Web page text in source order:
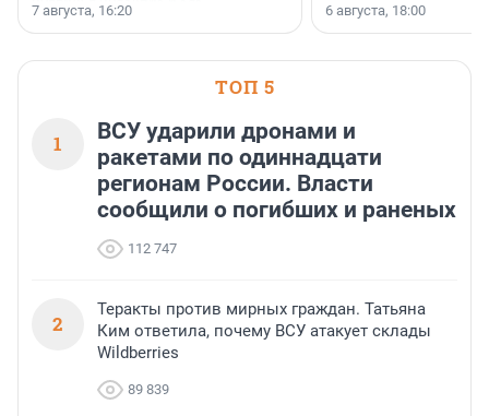
поменялась роль строительства.
7 августа, 16:20 6 августа, 18:00
ТОП 5
1
ВСУ ударили дронами и
ракетами по одиннадцати
регионам России. Власти
сообщили о погибших и раненых
112 747
2
Теракты против мирных граждан. Татьяна
Ким ответила, почему ВСУ атакует склады
Wildberries
89 839